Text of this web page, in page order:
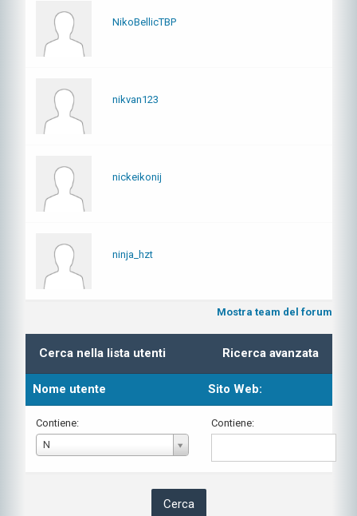
NikoBellicTBP
nikvan123
nickeikonij
ninja_hzt
Mostra team del forum
Ricerca avanzata
Cerca nella lista utenti
Nome utente Sito Web:
Contiene:
N
Nome
utente
Contiene: